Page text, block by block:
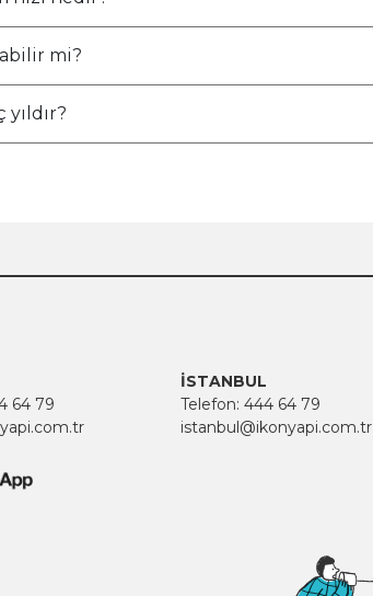
mi?
64 79
İSTANBUL
Telefon: 444 64 79
istanbul@ikonyapi.com.tr